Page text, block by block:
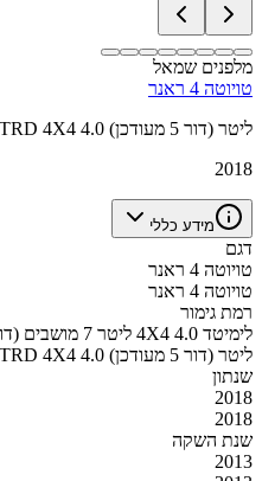
מלפנים שמאל
טויוטה 4 ראנר
TRD 4X4 4.0 ליטר (דור 5 מעודכן)
2018
מידע כללי
דגם
טויוטה 4 ראנר
טויוטה 4 ראנר
רמת גימור
לימיטד 4X4 4.0 ליטר 7 מושבים (דור 5 מעודכן)
TRD 4X4 4.0 ליטר (דור 5 מעודכן)
שנתון
2018
2018
שנת השקה
2013